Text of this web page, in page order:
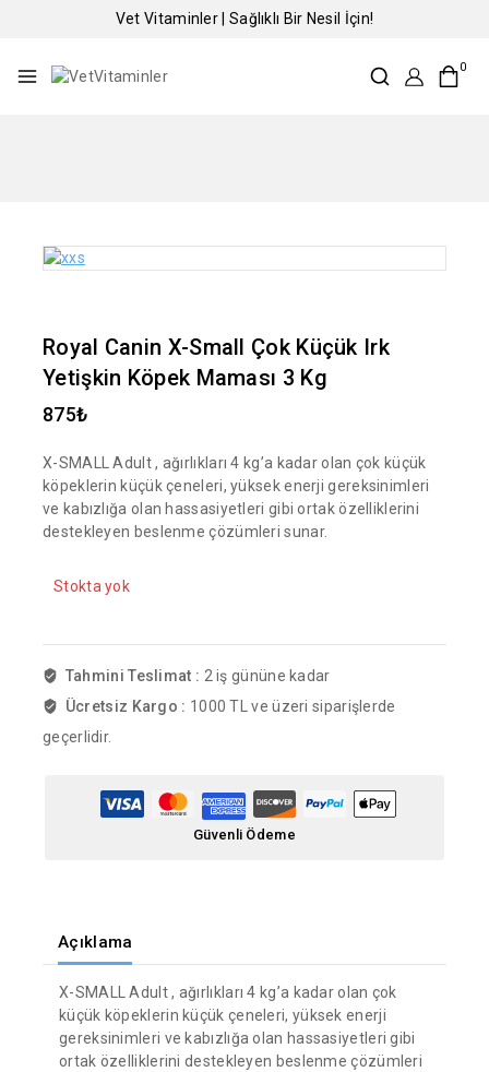
Vet Vitaminler | Sağlıklı Bir Nesil İçin!
0
Royal Canin X-Small Çok Küçük Irk
Yetişkin Köpek Maması 3 Kg
875₺
X-SMALL Adult , ağırlıkları 4 kg’a kadar olan çok küçük
köpeklerin küçük çeneleri, yüksek enerji gereksinimleri
ve kabızlığa olan hassasiyetleri gibi ortak özelliklerini
destekleyen beslenme çözümleri sunar.
Stokta yok
Tahmini Teslimat : 2 iş gününe kadar
Ücretsiz Kargo : 1000 TL ve üzeri siparişlerde
geçerlidir.
Güvenli Ödeme
Açıklama
X-SMALL Adult , ağırlıkları 4 kg’a kadar olan çok
küçük köpeklerin küçük çeneleri, yüksek enerji
gereksinimleri ve kabızlığa olan hassasiyetleri gibi
ortak özelliklerini destekleyen beslenme çözümleri